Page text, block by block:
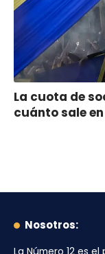
La cuota de
cuánto sale
Nosotros: